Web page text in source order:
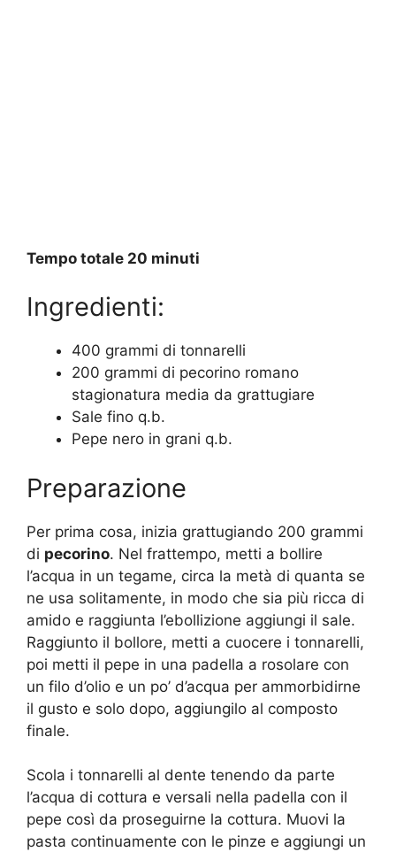
Tempo totale 20 minuti
Ingredienti:
400 grammi di tonnarelli
200 grammi di pecorino romano
stagionatura media da grattugiare
Sale fino q.b.
Pepe nero in grani q.b.
Preparazione
Per prima cosa, inizia grattugiando 200 grammi
di pecorino. Nel frattempo, metti a bollire
l’acqua in un tegame, circa la metà di quanta se
ne usa solitamente, in modo che sia più ricca di
amido e raggiunta l’ebollizione aggiungi il sale.
Raggiunto il bollore, metti a cuocere i tonnarelli,
poi metti il pepe in una padella a rosolare con
un filo d’olio e un po’ d’acqua per ammorbidirne
il gusto e solo dopo, aggiungilo al composto
finale.
Scola i tonnarelli al dente tenendo da parte
l’acqua di cottura e versali nella padella con il
pepe così da proseguirne la cottura. Muovi la
pasta continuamente con le pinze e aggiungi un